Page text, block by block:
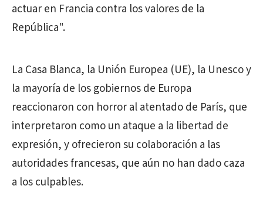
actuar en Francia contra los valores de la
República".
La Casa Blanca, la Unión Europea (UE), la Unesco y
la mayoría de los gobiernos de Europa
reaccionaron con horror al atentado de París, que
interpretaron como un ataque a la libertad de
expresión, y ofrecieron su colaboración a las
autoridades francesas, que aún no han dado caza
a los culpables.